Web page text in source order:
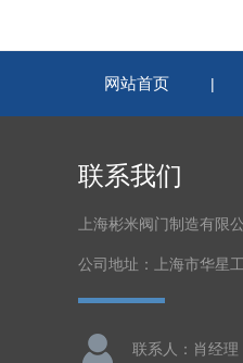
网站首页 |
联系我们
上海彬米阀门制造有限
公司地址：上海市华星
联系人：肖经理